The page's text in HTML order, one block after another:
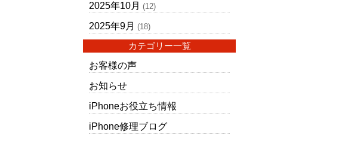
2025年10月 (12)
2025年9月 (18)
カテゴリー一覧
お客様の声
お知らせ
iPhoneお役立ち情報
iPhone修理ブログ